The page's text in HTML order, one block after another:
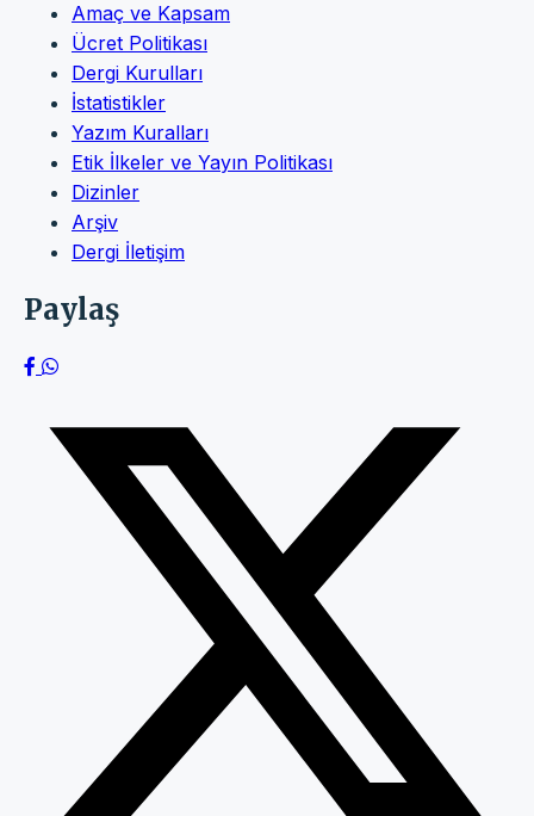
Amaç ve Kapsam
Ücret Politikası
Dergi Kurulları
İstatistikler
Yazım Kuralları
Etik İlkeler ve Yayın Politikası
Dizinler
Arşiv
Dergi İletişim
Paylaş